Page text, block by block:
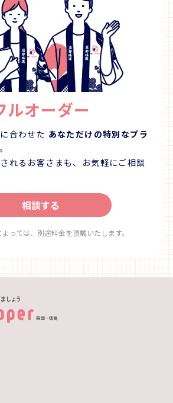
ルオーダー
合わせた あなただけの特別なプラ
れるお客さまも、お気軽にご相談
相談する
っては、別途料金を頂戴いたします。